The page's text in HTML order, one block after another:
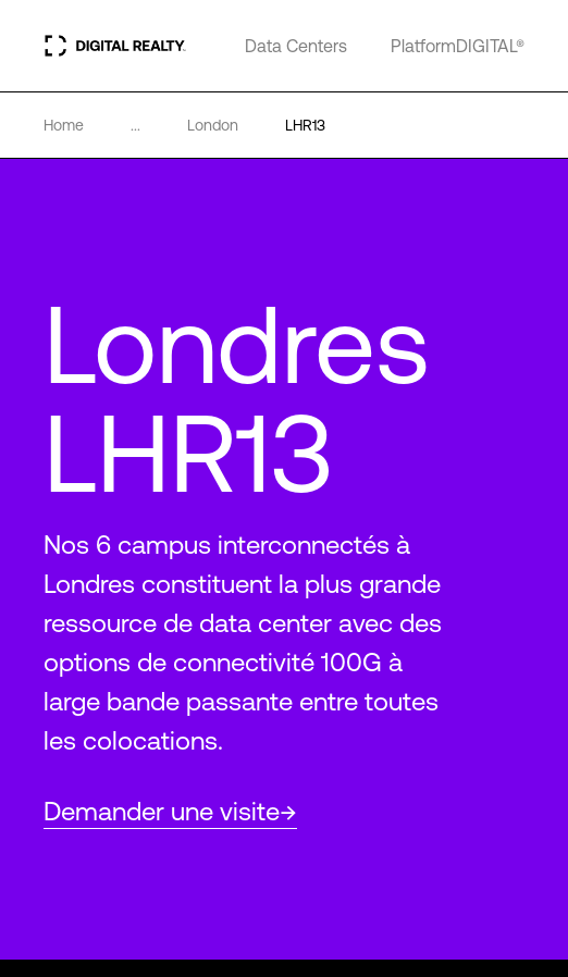
Data Centers PlatformDIGITAL®
Home ... London LHR13
Londres
LHR13
Nos 6 campus interconnectés à
Londres constituent la plus grande
ressource de data center avec des
options de connectivité 100G à
large bande passante entre toutes
les colocations.
Demander une visite